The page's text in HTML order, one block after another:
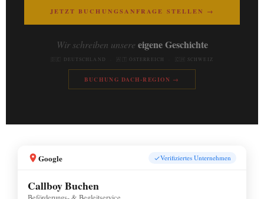
JETZT BUCHUNGSANFRAGE STELLEN →
Wir schreiben unsere eigene Geschichte
🇩🇪 DEUTSCHLAND · 🇦🇹 ÖSTERREICH · 🇨🇭 SCHWEIZ
BUCHUNG DACH-REGION →
Google Verifiziertes Unternehmen
Callboy Buchen